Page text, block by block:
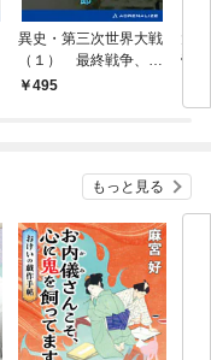
異史・第三次世界大戦
（１） 最終戦争、勃
発！495
帝
もっと見る